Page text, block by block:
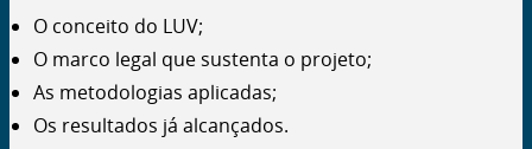
O conceito do LUV;
O marco legal que sustenta o projeto;
As metodologias aplicadas;
Os resultados já alcançados.